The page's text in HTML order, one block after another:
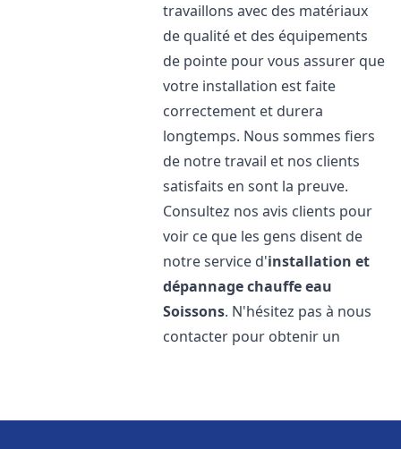
travaillons avec des matériaux
de qualité et des équipements
de pointe pour vous assurer que
votre installation est faite
correctement et durera
longtemps. Nous sommes fiers
de notre travail et nos clients
satisfaits en sont la preuve.
Consultez nos avis clients pour
voir ce que les gens disent de
notre service d'installation et
dépannage chauffe eau
Soissons. N'hésitez pas à nous
contacter pour obtenir un